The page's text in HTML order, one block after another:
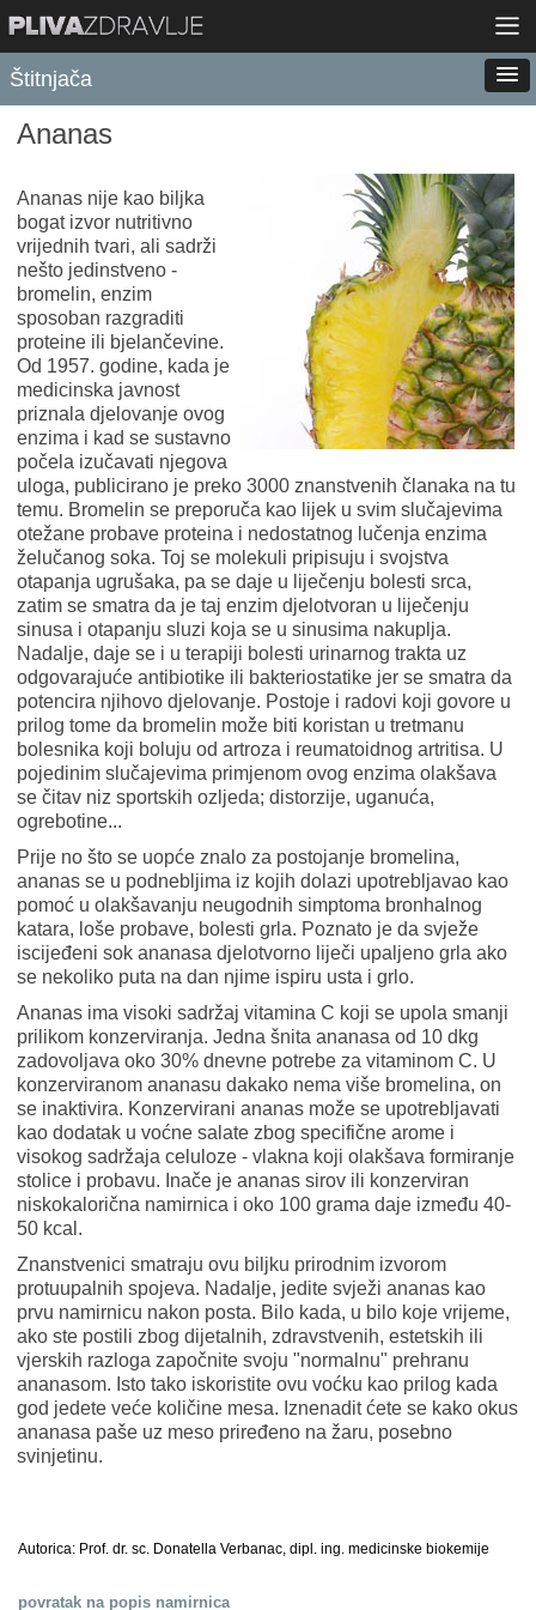
Štitnjača
Ananas
Ananas nije kao biljka
bogat izvor nutritivno
vrijednih tvari, ali sadrži
nešto jedinstveno -
bromelin, enzim
sposoban razgraditi
proteine ili bjelančevine.
Od 1957. godine, kada je
medicinska javnost
priznala djelovanje ovog
enzima i kad se sustavno
počela izučavati njegova
uloga, publicirano je preko 3000 znanstvenih članaka na tu
temu. Bromelin se preporuča kao lijek u svim slučajevima
otežane probave proteina i nedostatnog lučenja enzima
želučanog soka. Toj se molekuli pripisuju i svojstva
otapanja ugrušaka, pa se daje u liječenju bolesti srca,
zatim se smatra da je taj enzim djelotvoran u liječenju
sinusa i otapanju sluzi koja se u sinusima nakuplja.
Nadalje, daje se i u terapiji bolesti urinarnog trakta uz
odgovarajuće antibiotike ili bakteriostatike jer se smatra da
potencira njihovo djelovanje. Postoje i radovi koji govore u
prilog tome da bromelin može biti koristan u tretmanu
bolesnika koji boluju od artroza i reumatoidnog artritisa. U
pojedinim slučajevima primjenom ovog enzima olakšava
se čitav niz sportskih ozljeda; distorzije, uganuća,
ogrebotine...
Prije no što se uopće znalo za postojanje bromelina,
ananas se u podnebljima iz kojih dolazi upotrebljavao kao
pomoć u olakšavanju neugodnih simptoma bronhalnog
katara, loše probave, bolesti grla. Poznato je da svježe
iscijeđeni sok ananasa djelotvorno liječi upaljeno grla ako
se nekoliko puta na dan njime ispiru usta i grlo.
Ananas ima visoki sadržaj vitamina C koji se upola smanji
prilikom konzerviranja. Jedna šnita ananasa od 10 dkg
zadovoljava oko 30% dnevne potrebe za vitaminom C. U
konzerviranom ananasu dakako nema više bromelina, on
se inaktivira. Konzervirani ananas može se upotrebljavati
kao dodatak u voćne salate zbog specifične arome i
visokog sadržaja celuloze - vlakna koji olakšava formiranje
stolice i probavu. Inače je ananas sirov ili konzerviran
niskokalorična namirnica i oko 100 grama daje između 40-
50 kcal.
Znanstvenici smatraju ovu biljku prirodnim izvorom
protuupalnih spojeva. Nadalje, jedite svježi ananas kao
prvu namirnicu nakon posta. Bilo kada, u bilo koje vrijeme,
ako ste postili zbog dijetalnih, zdravstvenih, estetskih ili
vjerskih razloga započnite svoju "normalnu" prehranu
ananasom. Isto tako iskoristite ovu voćku kao prilog kada
god jedete veće količine mesa. Iznenadit ćete se kako okus
ananasa paše uz meso priređeno na žaru, posebno
svinjetinu.
Autorica: Prof. dr. sc. Donatella Verbanac, dipl. ing. medicinske biokemije
povratak na popis namirnica